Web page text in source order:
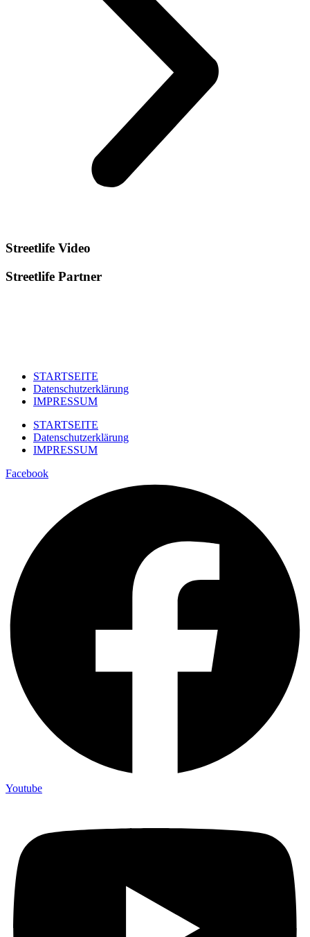
Streetlife Video
Streetlife Partner
STARTSEITE
Datenschutzerklärung
IMPRESSUM
STARTSEITE
Datenschutzerklärung
IMPRESSUM
Facebook
Youtube